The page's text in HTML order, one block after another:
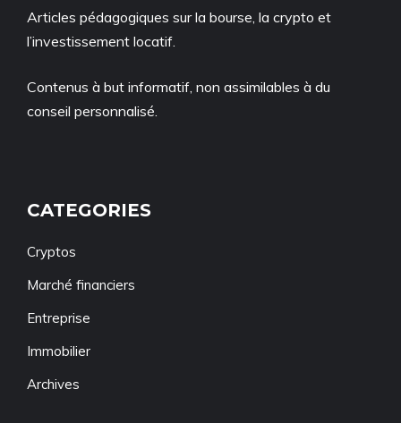
Articles pédagogiques sur la bourse, la crypto et
l’investissement locatif.
Contenus à but informatif, non assimilables à du
conseil personnalisé.
CATEGORIES
Cryptos
Marché financiers
Entreprise
Immobilier
Archives